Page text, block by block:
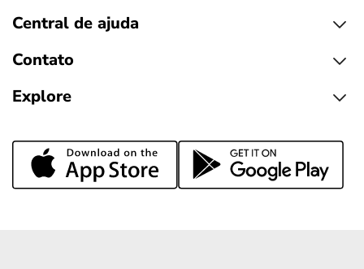
Central de ajuda
Contato
Explore